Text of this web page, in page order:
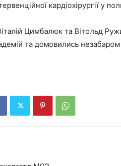
кардіохірургії у
Віталій Цимбалюк та Вітольд
та домовились